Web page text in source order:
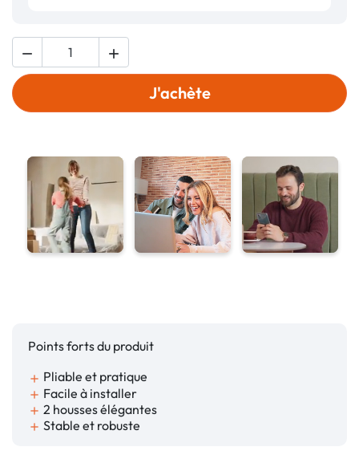
 
J'achète
Points forts du produit
add Pliable et pratique
add Facile à installer
add 2 housses élégantes
add Stable et robuste